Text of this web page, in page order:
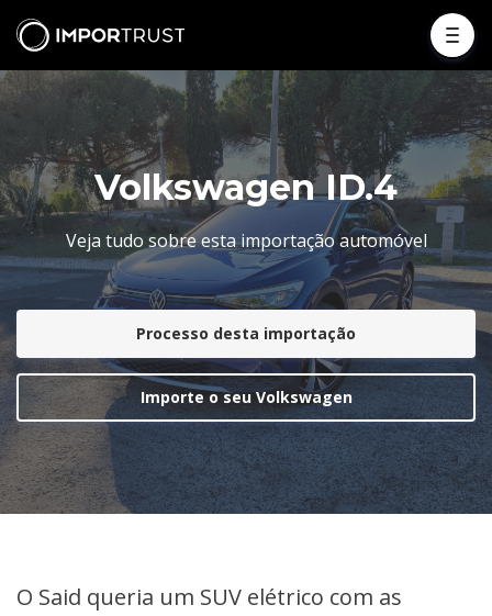
Volkswagen ID.4
Veja tudo sobre esta importação automóvel
Processo desta importação
Importe o seu Volkswagen
O Said queria um SUV elétrico com as